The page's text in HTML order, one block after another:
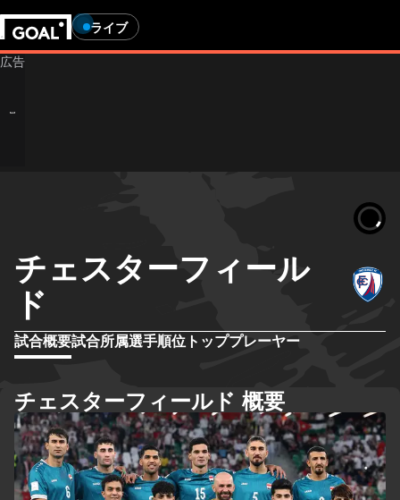
ライブ
チェスターフィール
ド
試合概要試合所属選手順位 トッププレーヤー
チェスターフィールド 概要